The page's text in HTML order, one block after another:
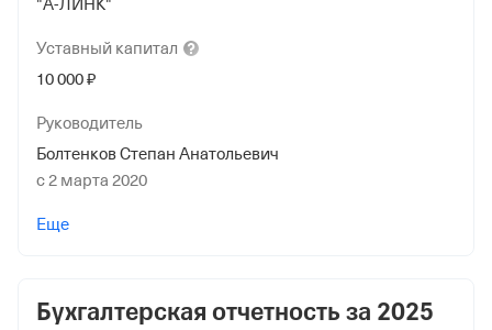
"А-ЛИНК"
Уставный капитал
10 000 ₽
Руководитель
Болтенков Степан Анатольевич
с 2 марта 2020
Болтенков Степан Анатольевич
Форма
Еще
Бухгалтерская отчетность за 2025